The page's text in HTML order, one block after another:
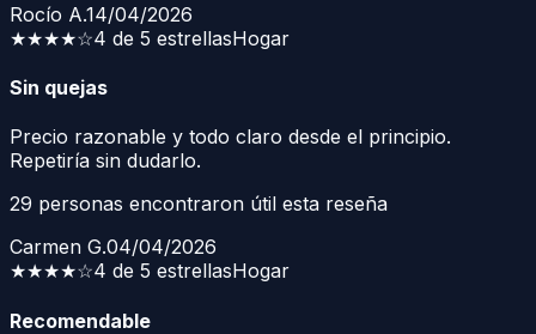
Rocío A.14/04/2026
★★★★☆4 de 5 estrellasHogar
Sin quejas
Precio razonable y todo claro desde el principio.
Repetiría sin dudarlo.
29 personas encontraron útil esta reseña
Carmen G.04/04/2026
★★★★☆4 de 5 estrellasHogar
Recomendable